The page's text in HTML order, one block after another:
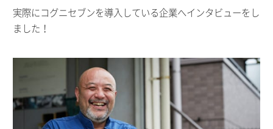
実際にコグニセブンを導入している企業へインタビューをし
ました！